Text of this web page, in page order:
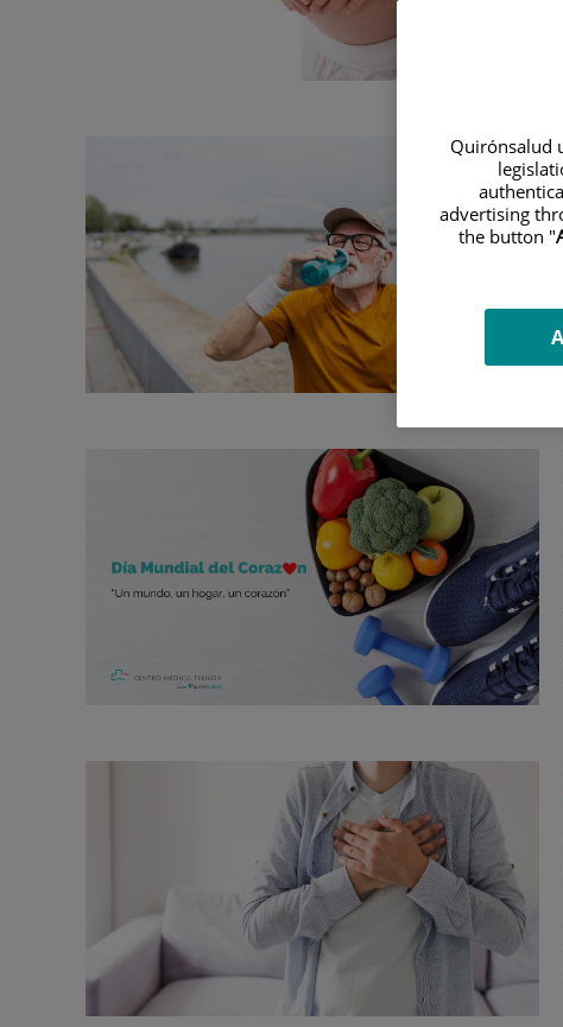
Quirónsalud
advertising
the button "